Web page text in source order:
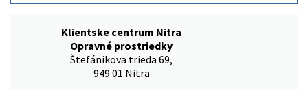
Klientske centrum Nitra
Opravné prostriedky
Štefánikova trieda 69,
949 01 Nitra